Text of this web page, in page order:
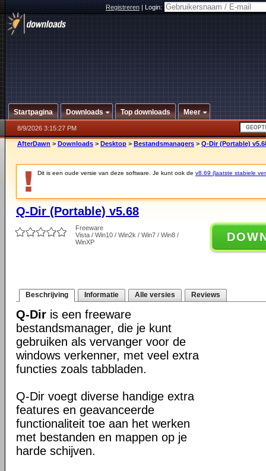
Registreren|Login:
Startpagina Downloads Top downloads Meer
8/9/2026 3:15:27 PM
AfterDawn > Downloads > Desktop > Bestandsmanagers > Q-Dir (Portable)
Dit is een oude versie van deze software. Je kunt ook de v8.69 (laatste stabiele
Q-Dir (Portable) v5.68
Freeware
Vista / Win10 / Win2k / Win7 / Win8 /
WinXP
Beschrijving Informatie Alle versies Reviews
Q-Dir is een freeware
bestandsmanager, die je kunt
gebruiken als vervanger voor de
windows verkenner, met veel extra
functies zoals tabbladen.
Q-Dir voegt diverse handige extra
features en geavanceerde
functionaliteit toe aan het werken
met bestanden en mappen op je
harde schijven.